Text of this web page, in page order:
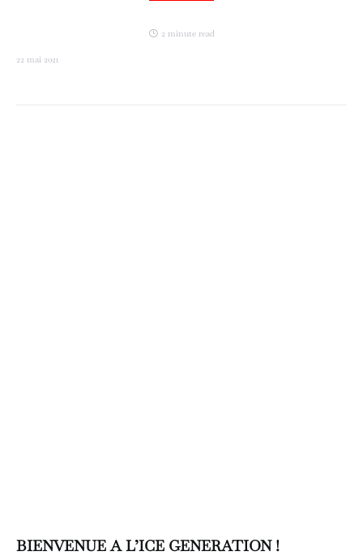
2 minute read
22 mai 2021
BIENVENUE A L’ICE GENERATION !